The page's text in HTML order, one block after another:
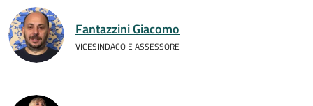
Fantazzini Giacomo
VICESINDACO E ASSESSORE